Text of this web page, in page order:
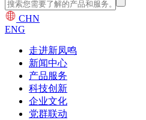
CHN
ENG
走进新凤鸣
新闻中心
产品服务
科技创新
企业文化
党群联动